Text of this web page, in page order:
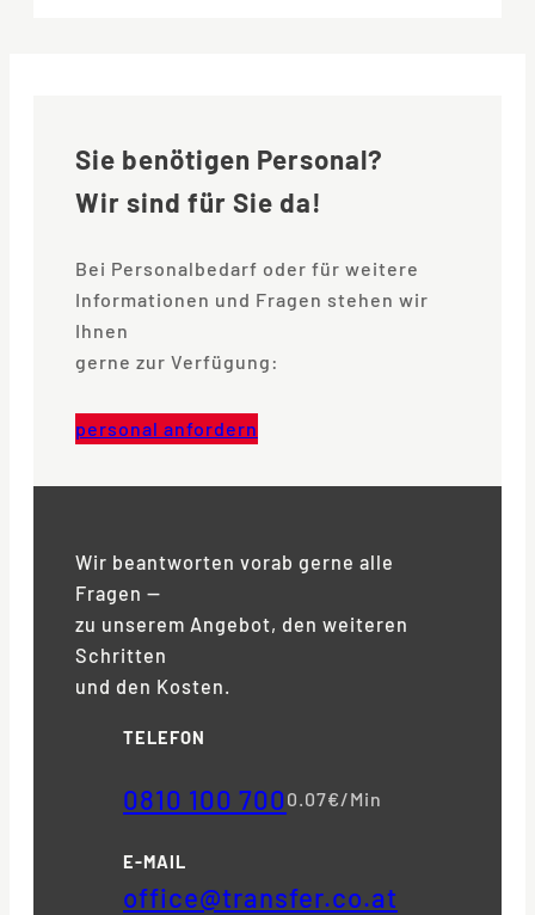
Sie benötigen Personal?
Wir sind für Sie da!
Bei Personalbedarf oder für weitere
Informationen und Fragen stehen wir
Ihnen
gerne zur Verfügung:
personal anfordern
Wir beantworten vorab gerne alle
Fragen —
zu unserem Angebot, den weiteren
Schritten
und den Kosten.
TELEFON
0810 100 7000.07€/Min
E-MAIL
office@transfer.co.at